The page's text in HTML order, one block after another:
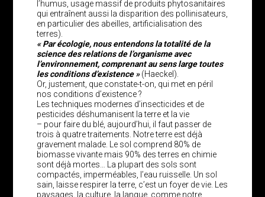
l’humus, usage massif de produits phytosanitaires
qui entraînent aussi la disparition des pollinisateurs,
en particulier des abeilles, artificialisation des
terres).
« Par écologie, nous entendons la totalité de la
science des relations de l’organisme avec
l’environnement, comprenant au sens large toutes
les conditions d’existence »(Haeckel).
Or, justement, que constate-t-on, qui met en péril
nos conditions d’existence ?
Les techniques modernes d’insecticides et de
pesticides déshumanisent la terre et la vie
– pour faire du blé, aujourd’hui, il faut passer de
trois à quatre traitements. Notre terre est déjà
gravement malade. Le sol comprend 80% de
biomasse vivante mais 90% des terres en chimie
sont déjà mortes… La plupart des sols sont
compactés, imperméables, l’eau ruisselle. Un sol
sain, laisse respirer la terre, c’est un foyer de vie. Les
paysages, la culture, la langue, comme notre